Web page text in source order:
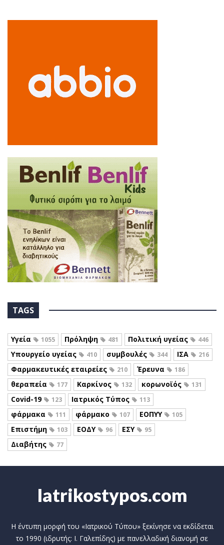
TAGS
Υγεία 1055 Πρόληψη 481 Πολιτική υγείας 446
Υπουργείο υγείας 410 συμβουλές 344 ΙΣΑ 216
Φαρμακευτικές εταιρείες 210 Έρευνα 186
θεραπεία 177 Καρκίνος 132 κορωνοϊός 131
Covid-19 123 Ιατρικός Τύπος 113
φάρμακα 111 φάρμακο 107 ΕΟΠΥΥ 105
Επιστήμη 103 ΕΟΔΥ 96 ΕΣΥ 95
Διαβήτης 77
Iatrikostypos.com
Η έντυπη μορφή του «Ιατρικού Τύπου» ξεκίνησε να εκδίδεται
το 1990 (ιδρυτής: Ι. Γαλεπίδης) με πανελλαδική διανομή σε